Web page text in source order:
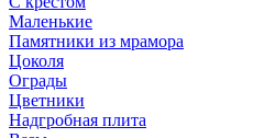
Маленькие
Памятники из мрамора
Цоколя
Ограды
Цветники
Надгробная плита